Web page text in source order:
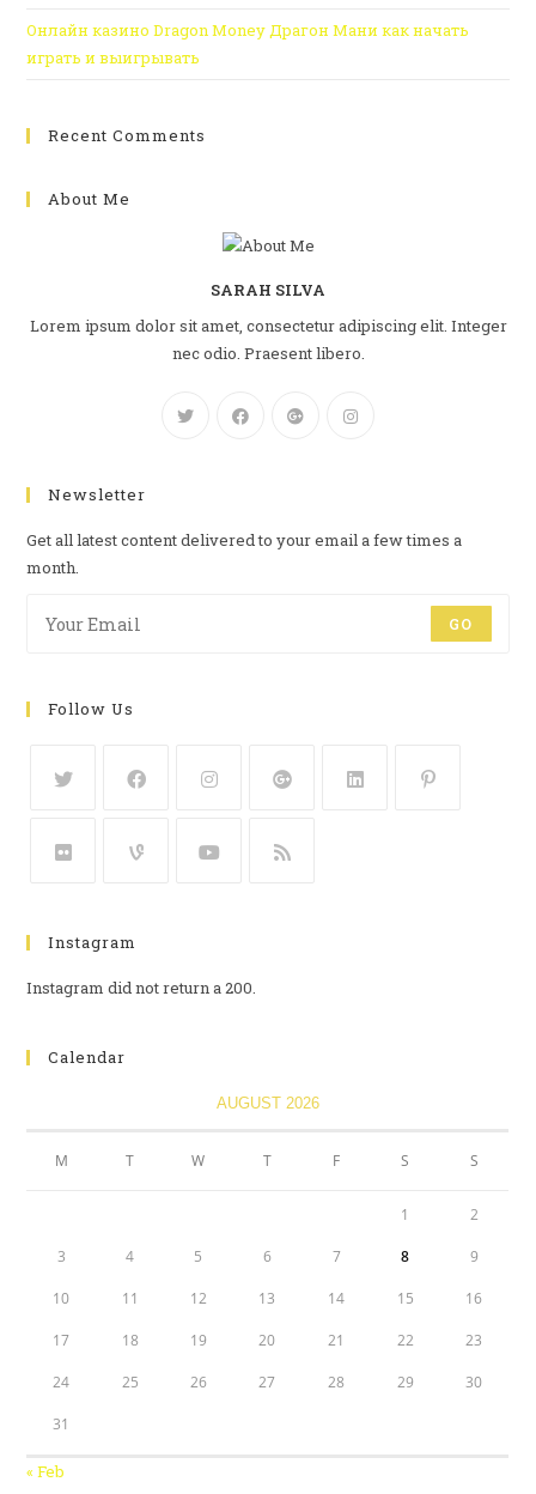
Онлайн казино Dragon Money Драгон Мани как начать
играть и выигрывать
Recent Comments
About Me
SARAH SILVA
Lorem ipsum dolor sit amet, consectetur adipiscing elit. Integer
nec odio. Praesent libero.
Newsletter
Get all latest content delivered to your email a few times a
month.
GO
Follow Us
Instagram
Instagram did not return a 200.
Calendar
AUGUST 2026
M T W T F S S
1 2
3 4 5 6 7 8 9
10 11 12 13 14 15 16
17 18 19 20 21 22 23
24 25 26 27 28 29 30
31
« Feb